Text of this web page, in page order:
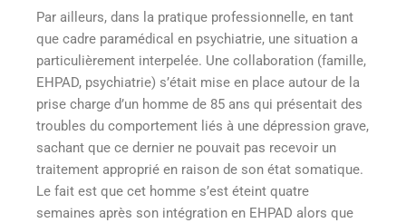
Par ailleurs, dans la pratique professionnelle, en tant
que cadre paramédical en psychiatrie, une situation a
particulièrement interpelée. Une collaboration (famille,
EHPAD, psychiatrie) s’était mise en place autour de la
prise charge d’un homme de 85 ans qui présentait des
troubles du comportement liés à une dépression grave,
sachant que ce dernier ne pouvait pas recevoir un
traitement approprié en raison de son état somatique.
Le fait est que cet homme s’est éteint quatre
semaines après son intégration en EHPAD alors que